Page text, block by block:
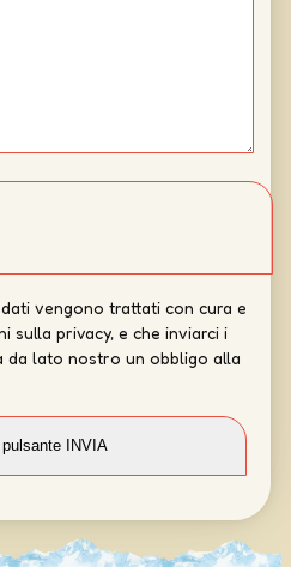
vengono trattati con cura e
sulla privacy, e che inviarci i
da lato nostro un obbligo alla